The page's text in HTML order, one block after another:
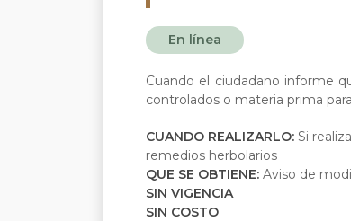
En línea
Cuando el ciudadano informe
controlados o materia prima
CUANDO REALIZARLO: Si
remedios herbolarios
QUE SE OBTIENE: Aviso de
SIN VIGENCIA
SIN COSTO